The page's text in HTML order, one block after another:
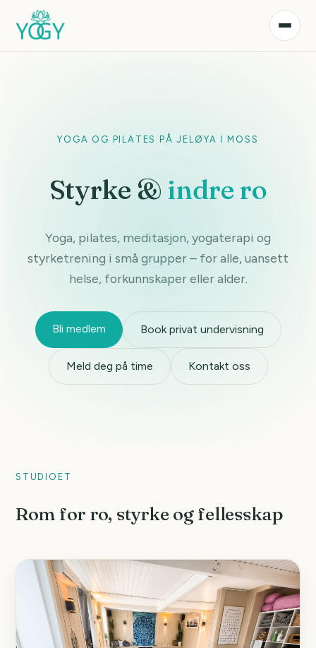
YOGA OG PILATES PÅ JELØYA I MOSS
styrke & indre ro
Yoga, pilates, meditasjon, yogaterapi og
styrketrening i små grupper – for alle, uansett
helse, forkunnskaper eller alder.
Bli medlem Book privat undervisning
Meld deg på time Kontakt oss
STUDIOET
Rom for ro, styrke og fellesskap